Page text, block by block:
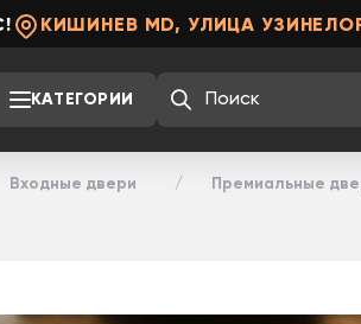
КИШИНЕВ MD, УЛИЦА
КАТЕГОРИИ
Входные двери Премиальные